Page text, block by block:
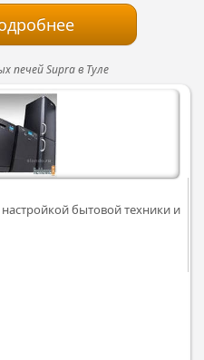
печей Supra в Туле
бытовой техники и